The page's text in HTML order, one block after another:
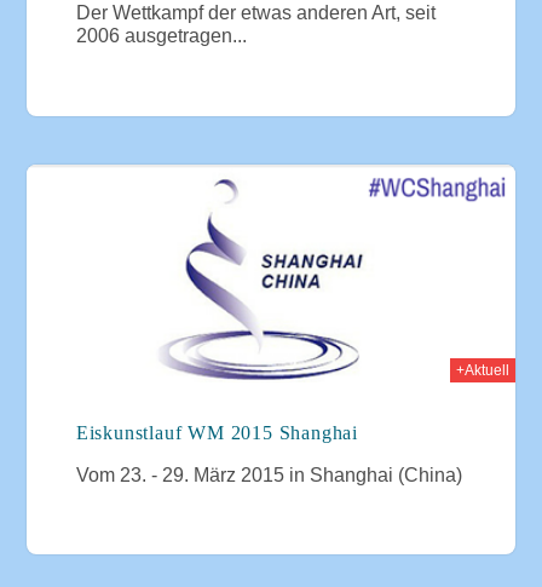
Der Wettkampf der etwas anderen Art, seit
2006 ausgetragen...
+Aktuell
Eiskunstlauf WM 2015 Shanghai
Vom 23. - 29. März 2015 in Shanghai (China)